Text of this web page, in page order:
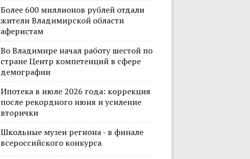
Более 600 миллионов рублей отдали
жители Владимирской области
аферистам
Во Владимире начал работу шестой по
стране Центр компетенций в сфере
демографии
Ипотека в июле 2026 года: коррекция
после рекордного июня и усиление
вторички
Школьные музеи региона - в финале
всероссийского конкурса